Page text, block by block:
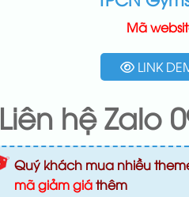
Mã
LINK
Liên hệ Zalo
Quý khách mua nhiều
mã giảm giáthêm